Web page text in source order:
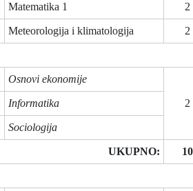
Matematika 1 2
Meteorologija i klimatologija 2
Osnovi ekonomije
2
Informatika
Sociologija
UKUPNO: 10